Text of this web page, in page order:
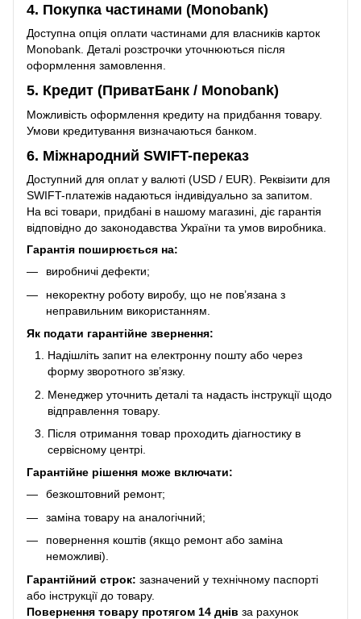
4. Покупка частинами (Monobank)
Доступна опція оплати частинами для власників карток
Monobank. Деталі розстрочки уточнюються після
оформлення замовлення.
5. Кредит (ПриватБанк / Monobank)
Можливість оформлення кредиту на придбання товару.
Умови кредитування визначаються банком.
6. Міжнародний SWIFT-переказ
Доступний для оплат у валюті (USD / EUR). Реквізити для
SWIFT-платежів надаються індивідуально за запитом.
На всі товари, придбані в нашому магазині, діє гарантія
відповідно до законодавства України та умов виробника.
Гарантія поширюється на:
виробничі дефекти;
некоректну роботу виробу, що не пов’язана з
неправильним використанням.
Як подати гарантійне звернення:
Надішліть запит на електронну пошту або через
форму зворотного зв’язку.
Менеджер уточнить деталі та надасть інструкції щодо
відправлення товару.
Після отримання товар проходить діагностику в
сервісному центрі.
Гарантійне рішення може включати:
безкоштовний ремонт;
заміна товару на аналогічний;
повернення коштів (якщо ремонт або заміна
неможливі).
Гарантійний строк: зазначений у технічному паспорті
або інструкції до товару.
Повернення товару протягом 14 днів за рахунок